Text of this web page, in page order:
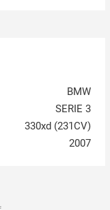
BMW
SERIE 3
330xd (231CV)
2007